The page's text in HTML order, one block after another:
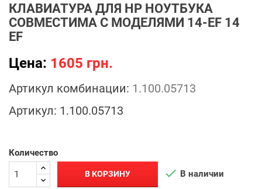
КЛАВИАТУРА ДЛЯ HP НОУТБУКА
СОВМЕСТИМА С МОДЕЛЯМИ 14-EF 14
EF
Цена: 1605 грн.
Артикул комбинации: 1.100.05713
Артикул: 1.100.05713
Количество
В КОРЗИНУ  В наличии